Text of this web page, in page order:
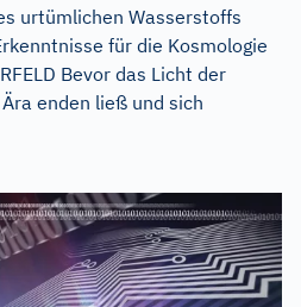
urtümlichen Wasserstoffs
für die Kosmologie
Bevor das Licht der
enden ließ und sich